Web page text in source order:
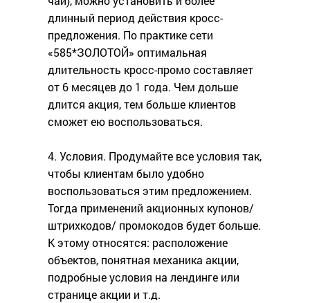
длинный период действия кросс-
предложения. По практике сети
«585*ЗОЛОТОЙ» оптимальная
длительность кросс-промо составляет
от 6 месяцев до 1 года. Чем дольше
длится акция, тем больше клиентов
сможет ею воспользоваться.
4. Условия. Продумайте все условия так,
чтобы клиентам было удобно
воспользоваться этим предложением.
Тогда применений акционных купонов/
штрихкодов/ промокодов будет больше.
К этому относятся: расположение
объектов, понятная механика акции,
подробные условия на лендинге или
странице акции и т.д.